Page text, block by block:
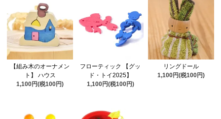
【組み木のオーナメン
ト】 ハウス
1,100円(税100円)
フローティック 【グッ
ド・トイ2025】
1,100円(税100円)
リングドール
1,100円(税100円)